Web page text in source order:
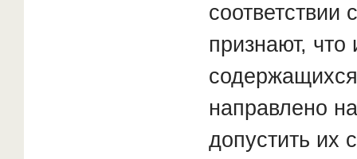
признают, что
направлено
допустить их